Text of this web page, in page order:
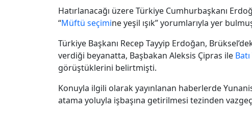
Hatırlanacağı üzere Türkiye Cumhurbaşkanı
“Müftü seçimine yeşil ışık” yorumlarıyla yer
Türkiye Başkanı Recep Tayyip Erdoğan,
verdiği beyanatta, Başbakan Aleksis Çipras ile
görüştüklerini belirtmişti.
Konuyla ilgili olarak yayınlanan haberlerde
atama yoluyla işbaşına getirilmesi tezinden